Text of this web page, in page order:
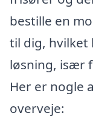
bestille en
til dig, hvilket
løsning, især
Her er nogle
overveje: